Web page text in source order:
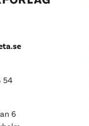
54
6